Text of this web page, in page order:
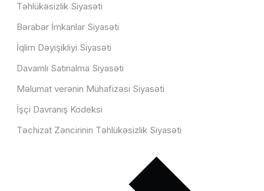
Təhlükəsizlik Siyasəti
Bərabər İmkanlar Siyasəti
İqlim Dəyişikliyi Siyasəti
Davamlı Satınalma Siyasəti
Məlumat verənin Mühafizəsi Siyasəti
İşçi Davranış Kodeksi
Təchizat Zəncirinin Təhlükəsizlik Siyasəti